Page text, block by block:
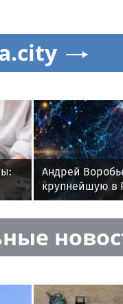
Андрей
крупнейшую в
программу